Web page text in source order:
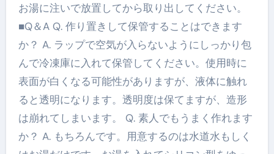
お湯に注いで放置してから取り出してください。
■Q＆A Q. 作り置きして保管することはできます
か？ A. ラップで空気が入らないようにしっかり包
んで冷凍庫に入れて保管してください。使用時に
表面が白くなる可能性がありますが、液体に触れ
ると透明になります。透明度は保てますが、造形
は崩れてしまいます。 Q. 素人でもうまく作れます
か？ A. もちろんです。用意するのは水道水もしく